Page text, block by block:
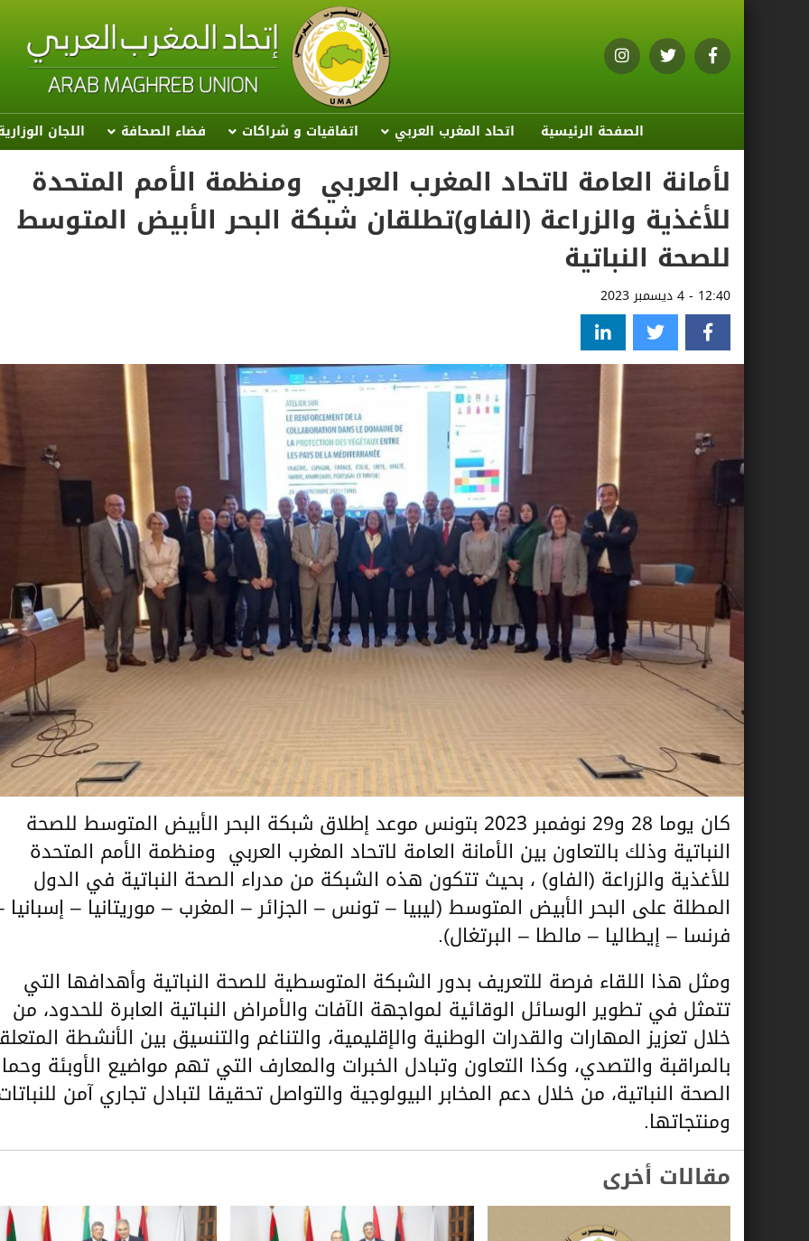
الصفحة الرئيسية اتحاد المغرب العربي اتفاقيات و شراكات فضاء الصحافة اللجان
لأمانة العامة لاتحاد المغرب العربي ومنظمة الأمم المتحدة
للأغذية والزراعة (الفاو)تطلقان شبكة البحر الأبيض المتوسط
للصحة النباتية
12:40 - 4 ديسمبر 2023
كان يوما 28 و29 نوفمبر 2023 بتونس موعد إطلاق شبكة البحر الأبيض المتوسط للصحة
النباتية وذلك بالتعاون بين الأمانة العامة لاتحاد المغرب العربي ومنظمة الأمم المتحدة
للأغذية والزراعة (الفاو) ، بحيث تتكون هذه الشبكة من مدراء الصحة النباتية في الدول
المطلة على البحر الأبيض المتوسط (ليبيا – تونس – الجزائر – المغرب – موريتانيا – إسبانيا
فرنسا – إيطاليا – مالطا – البرتغال).
ومثل هذا اللقاء فرصة للتعريف بدور الشبكة المتوسطية للصحة النباتية وأهدافها التي
تتمثل في تطوير الوسائل الوقائية لمواجهة الآفات والأمراض النباتية العابرة للحدود، من
خلال تعزيز المهارات والقدرات الوطنية والإقليمية، والتناغم والتنسيق بين الأنشطة
بالمراقبة والتصدي، وكذا التعاون وتبادل الخبرات والمعارف التي تهم مواضيع الأوبئة
الصحة النباتية، من خلال دعم المخابر البيولوجية والتواصل تحقيقا لتبادل تجاري آمن
ومنتجاتها.
مقالات أخرى